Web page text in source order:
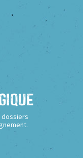
dossiers